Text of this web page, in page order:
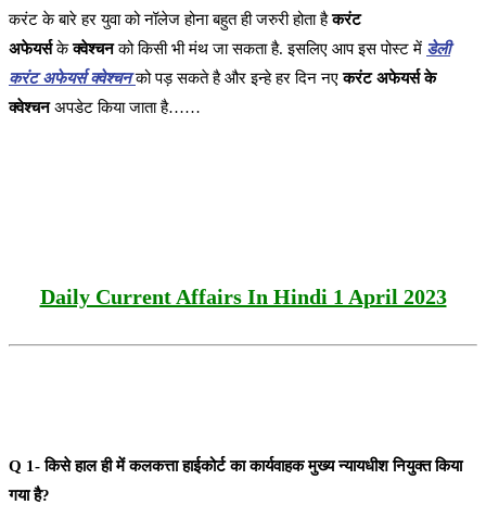
करंट के बारे हर युवा को नॉलेज होना बहुत ही जरुरी होता हैकरंट
अफेयर्सकेक्वेश्चनको किसी भी मंथ जा सकता है. इसलिए आप इस पोस्ट में डेली
करंट अफेयर्स क्वेश्चन को पड़ सकते है और इन्हे हर दिन नएकरंट अफेयर्स के
क्वेश्चनअपडेट किया जाता है……
Daily Current Affairs In Hindi 1 April 2023
Q 1- किसे हाल ही में कलकत्ता हाईकोर्ट का कार्यवाहक मुख्य न्यायधीश नियुक्त किया
गया है?